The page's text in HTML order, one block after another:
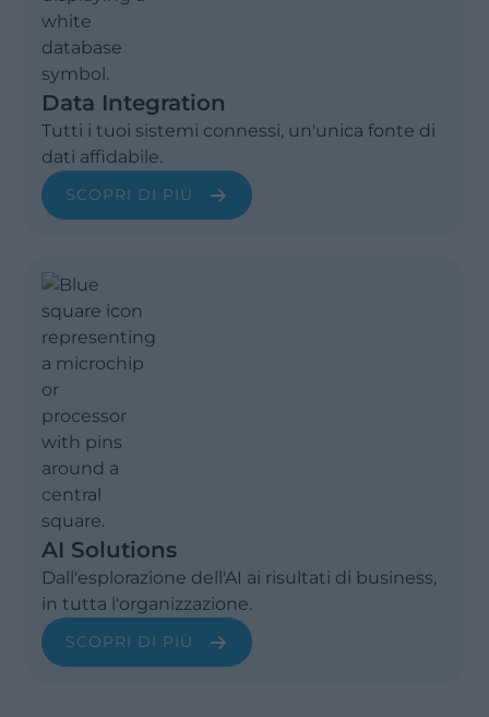
Data Integration
Tutti i tuoi sistemi connessi, un'unica fonte di
dati affidabile.
SCOPRI DI PIÙ
AI Solutions
Dall'esplorazione dell'AI ai risultati di business,
in tutta l'organizzazione.
SCOPRI DI PIÙ